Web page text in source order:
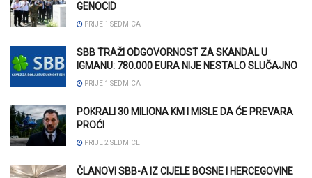
GENOCID
PRIJE 1 SEDMICA
SBB TRAŽI ODGOVORNOST ZA SKANDAL U
IGMANU: 780.000 EURA NIJE NESTALO SLUČAJNO
PRIJE 1 SEDMICA
POKRALI 30 MILIONA KM I MISLE DA ĆE PREVARA
PROĆI
PRIJE 2 SEDMICE
ČLANOVI SBB-A IZ CIJELE BOSNE I HERCEGOVINE